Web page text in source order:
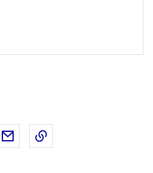
X (anciennement Twitter)
sur LinkedIn
Partager par email